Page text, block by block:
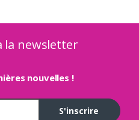
la newsletter
nouvelles !
S'inscrire